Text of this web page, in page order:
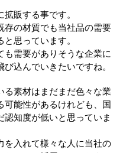
販する事です。
存の材質でも当社品の需要
思っています。
も需要がありそうな企業に
込んでいきたいですね。
る素材はまだまだ色々な業
可能性があるけれども、国
認知度が低いと思っていま
を入れて様々な人に当社の